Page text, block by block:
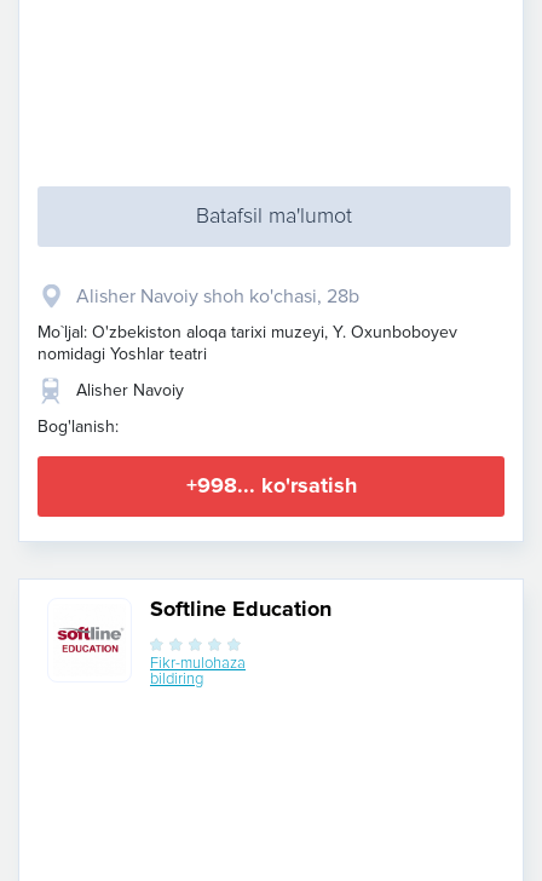
Batafsil ma'lumot
Alisher Navoiy shoh ko'chasi, 28b
Mo`ljal: O'zbekiston aloqa tarixi muzeyi, Y. Oxunboboyev
nomidagi Yoshlar teatri
Alisher Navoiy
Bog'lanish:
+998... ko'rsatish
Softline Education
Fikr-mulohaza
bildiring